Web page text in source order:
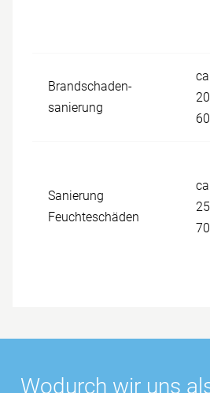
Brandschaden­
sanierung
ca.
Sanierung
Feuchteschäden
ca.
Wo­durch wir uns